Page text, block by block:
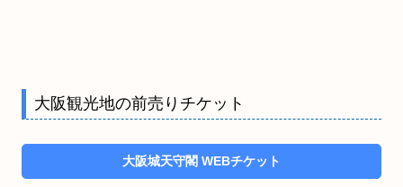
大阪観光地の前売りチケット
大阪城天守閣 WEBチケット